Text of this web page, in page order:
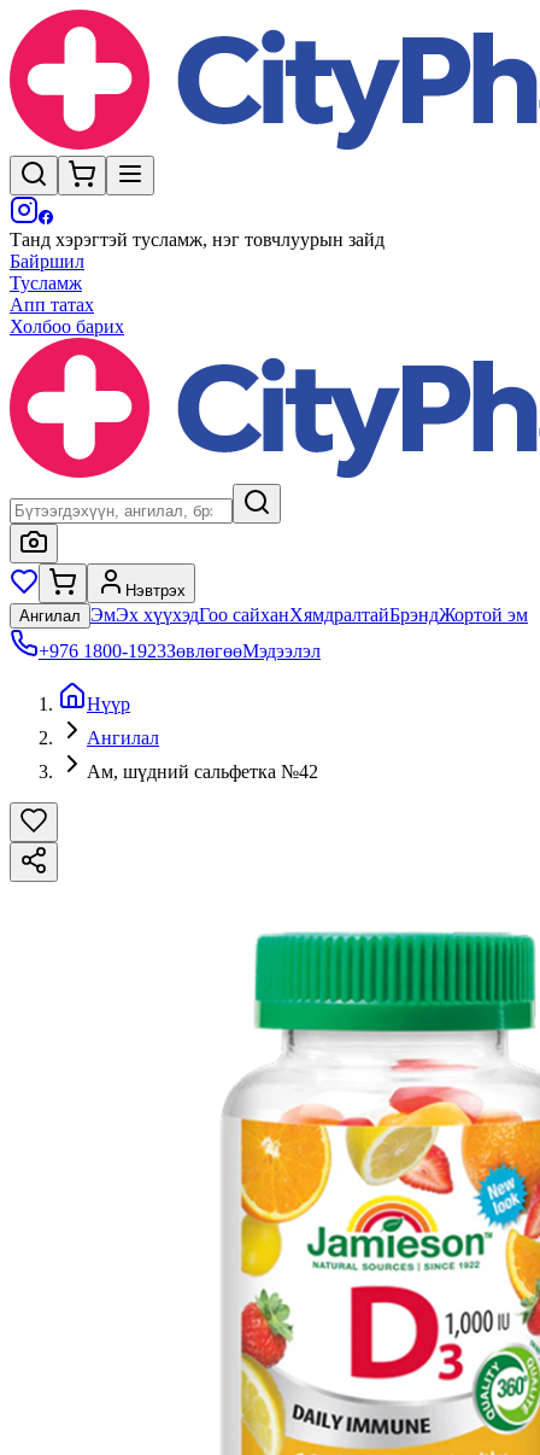
Танд хэрэгтэй тусламж, нэг товчлуурын зайд
Байршил
Тусламж
Апп татах
Холбоо барих
Нэвтрэх
Ангилал ЭмЭх хүүхэдГоо сайханХямдралтайБрэндЖортой эм
+976 1800-1923ЗөвлөгөөМэдээлэл
Нүүр
Ангилал
Ам, шүдний сальфетка №42